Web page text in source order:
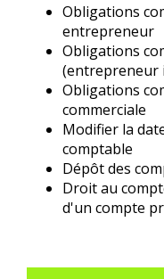
Obligations
entrepreneur
Obligations
(entrepreneur
Obligations
commerciale
Modifier la
comptable
Dépôt des
Droit au
d'un compte